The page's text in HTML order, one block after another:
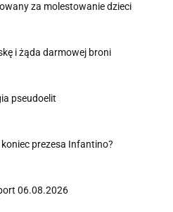
za molestowanie dzieci
i żąda darmowej broni
pseudoelit
prezesa Infantino?
06.08.2026